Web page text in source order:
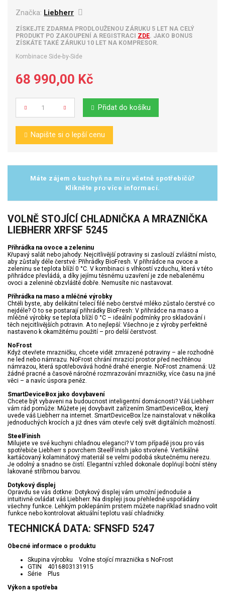
Značka: Liebherr
ZÍSKEJTE ZDARMA PRODLOUŽENOU ZÁRUKU 5 LET NA CELÝ
PRODUKT PO ZAKOUPENÍ A REGISTRACI ZDE. JAKO BONUS
ZÍSKÁTE TAKÉ ZÁRUKU 10 LET NA KOMPRESOR.
Kombinace Side-by-Side
68 990,00 Kč
Počet Přidat do košíku
Napište si o lepší cenu
Máte zájem o kuchyň na míru včetně spotřebičů?
Klikněte pro více informací.
VOLNĚ STOJÍCÍ CHLADNIČKA A MRAZNIČKA
LIEBHERR XRFSF 5245
Přihrádka na ovoce a zeleninu
Křupavý salát nebo jahody: Nejcitlivější potraviny si zaslouží zvláštní místo,
aby zůstaly déle čerstvé: Přihrádky BioFresh. V přihrádce na ovoce a
zeleninu se teplota blíží 0 °C. V kombinaci s vlhkostí vzduchu, která v této
přihrádce převládá, a díky jejímu těsnému uzavření je zde nebalenému
ovoci a zelenině obzvláště dobře. Nemusíte nic nastavovat.
Přihrádka na maso a mléčné výrobky
Chtěli byste, aby delikátní telecí filé nebo čerstvé mléko zůstalo čerstvé co
nejdéle? O to se postarají přihrádky BioFresh: V přihrádce na maso a
mléčné výrobky se teplota blíží 0 °C – ideální podmínky pro skladování i
těch nejcitlivějších potravin. A to nejlepší: Všechno je z výroby perfektně
nastaveno k okamžitému použití – pro delší čerstvost.
NoFrost
Když otevřete mrazničku, chcete vidět zmrazené potraviny – ale rozhodně
ne led nebo námrazu. NoFrost chrání mrazicí prostor před nechtěnou
námrazou, která spotřebovává hodně drahé energie. NoFrost znamená: Už
žádné pracné a časově náročné rozmrazování mrazničky, více času na jiné
věci – a navíc úspora peněz.
SmartDeviceBox jako dovybavení
Chcete být vybaveni na budoucnost inteligentní domácnosti? Váš Liebherr
vám rád pomůže: Můžete jej dovybavit zařízením SmartDeviceBox, který
uvede váš Liebherr na internet. SmartDeviceBox lze nainstalovat v několika
jednoduchých krocích a již dnes vám otevře celý svět digitálních možností.
SteelFinish
Milujete ve své kuchyni chladnou eleganci? V tom případě jsou pro vás
spotřebiče Liebherr s povrchem SteelFinish jako stvořené. Vertikálně
kartáčovaný kolaminátový materiál se velmi podobá skutečnému nerezu.
Je odolný a snadno se čistí. Elegantní vzhled dokonale doplňují boční stěny
lakované stříbrnou barvou.
Dotykový displej
Opravdu se vás dotkne: Dotykový displej vám umožní jednoduše a
intuitivně ovládat váš Liebherr. Na displeji jsou přehledně uspořádány
všechny funkce. Lehkým poklepáním prstem můžete například snadno volit
funkce nebo kontrolovat aktuální teplotu vaší chladničky.
TECHNICKÁ DATA: SFNSFD 5247
Obecné informace o produktu
Skupina výrobku Volne stojící mraznička s NoFrost
GTIN 4016803131915
Série Plus
Výkon a spotřeba